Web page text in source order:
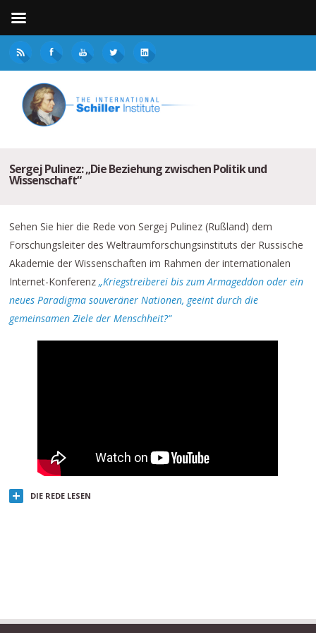
Sergej Pulinez: „Die Beziehung zwischen Politik und
Wissenschaft“
Sehen Sie hier die Rede von Sergej Pulinez (Rußland) dem
Forschungsleiter des Weltraumforschungsinstituts der Russische
Akademie der Wissenschaften im Rahmen der internationalen
Internet-Konferenz„Kriegstreiberei bis zum Armageddon oder ein
neues Paradigma souveräner Nationen, geeint durch die
gemeinsamen Ziele der Menschheit?“
DIE REDE LESEN